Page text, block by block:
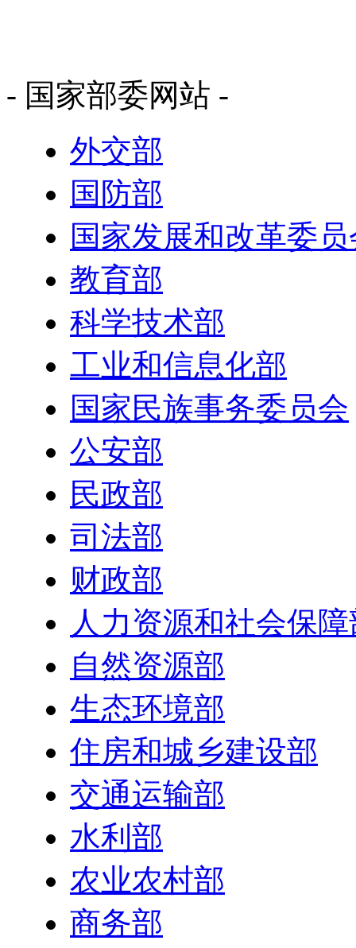
- 国家部委网站 -
外交部
国防部
国家发展和改革委
教育部
科学技术部
工业和信息化部
国家民族事务委员会
公安部
民政部
司法部
财政部
人力资源和社会保
自然资源部
生态环境部
住房和城乡建设部
交通运输部
水利部
农业农村部
商务部